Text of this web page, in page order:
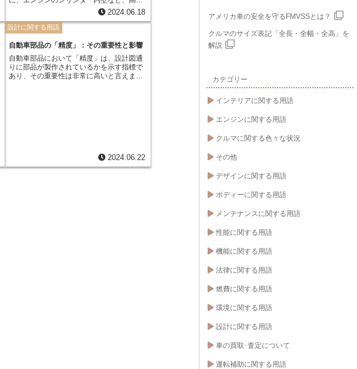
精度と滑らかさが求められる箇所に用いら
れます。 ホーニング加工では、砥石を回転
させながら往復運動させることで、微細な
凹凸を均一に削り取ることができます。 こ
れにより、摩擦抵抗を低減し、エンジンの
出力向上、燃費向上、耐久性向上などに貢
献します。
2024.06.18
設計に関する用語
自動車部品の「精度」：その重要性と影響
自動車部品において「精度」は、設計図通
りに部品が製作されているかを示す指標で
あり、その重要性は非常に高いと言えま
2024.06.22
アメリカ車の安全を守るFMVSSとは？
クルマのサイズ表記「全長・全幅・全高」を
解説
カテゴリー
インテリアに関する用語
エンジンに関する用語
クルマに関する色々な状況
その他
デザインに関する用語
ボディーに関する用語
メンテナンスに関する用語
性能に関する用語
機能に関する用語
法律に関する用語
燃費に関する用語
環境に関する用語
設計に関する用語
車の買取･査定について
運転補助に関する用語